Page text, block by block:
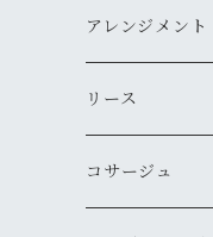
アレンジメント
リース
コサージュ